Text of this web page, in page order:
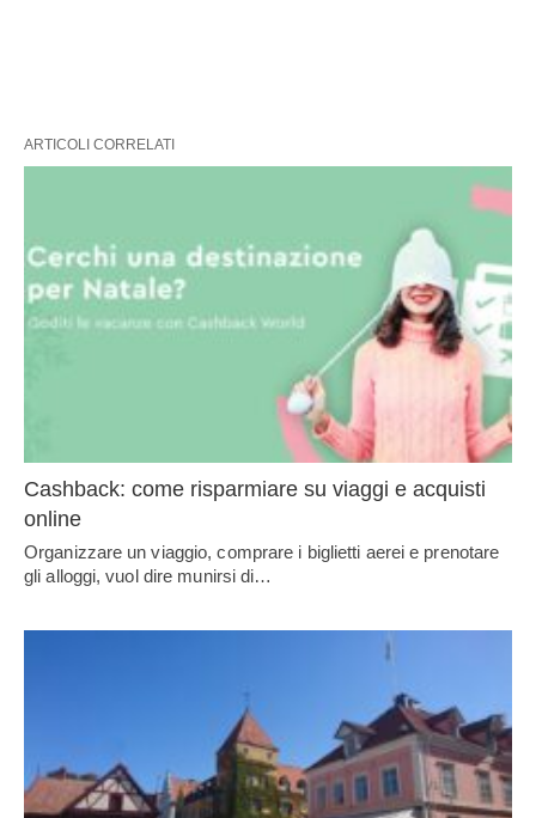
ARTICOLI CORRELATI
Cashback: come risparmiare su viaggi e acquisti
online
Organizzare un viaggio, comprare i biglietti aerei e prenotare
gli alloggi, vuol dire munirsi di…